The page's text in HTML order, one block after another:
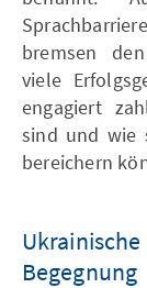
bremsen
viele
engagiert
sind und wie
bereichern
Begegnung